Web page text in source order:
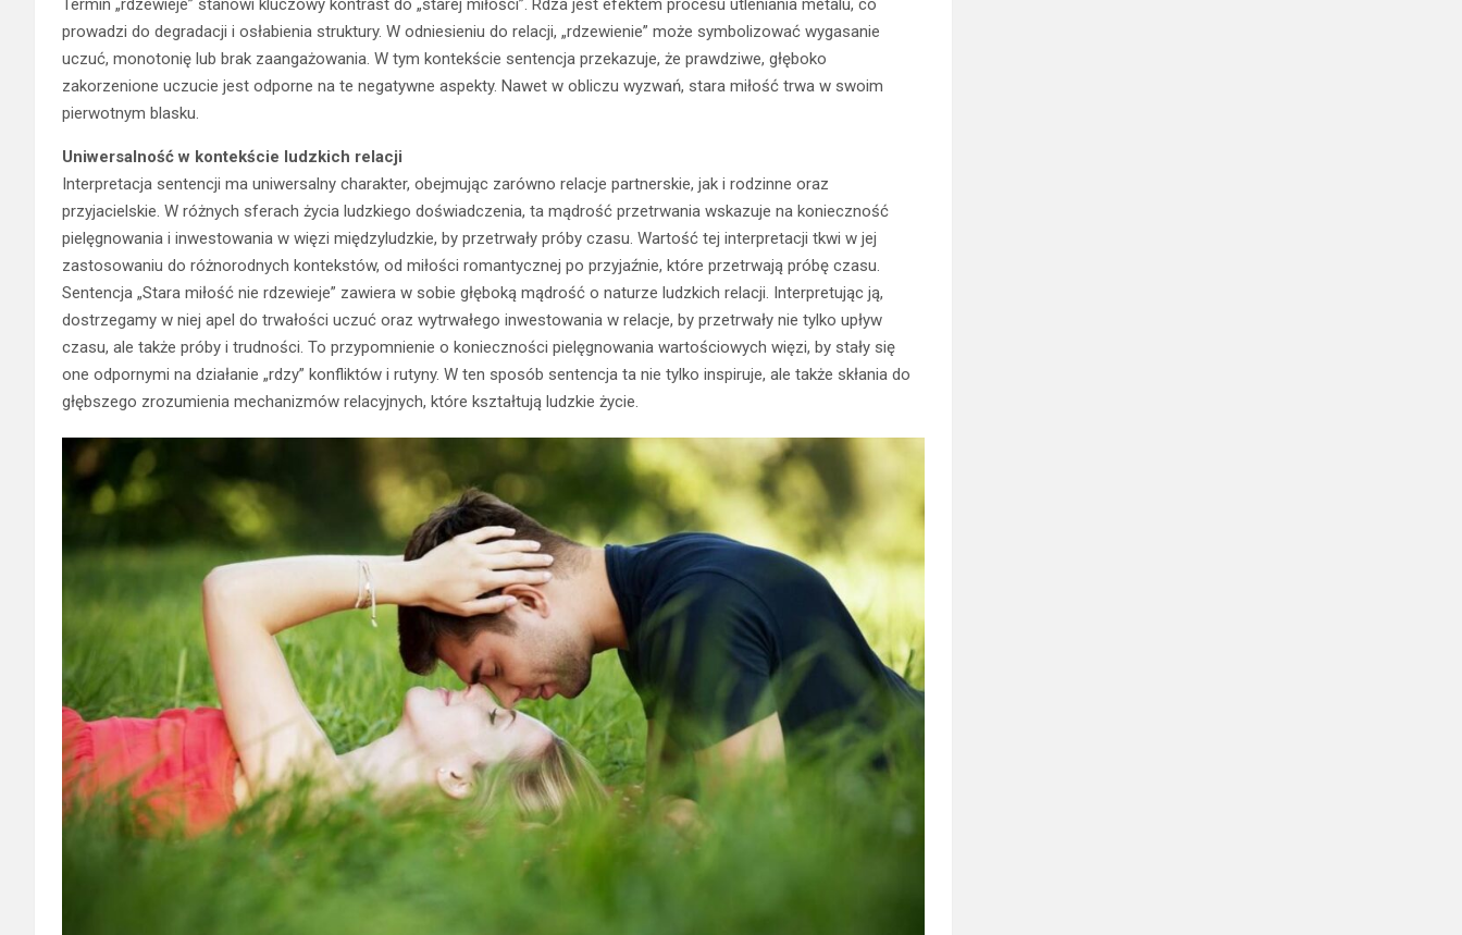
Termin „rdzewieje” stanowi kluczowy kontrast do „starej miłości”. Rdza jest efektem procesu utleniania metalu, co
prowadzi do degradacji i osłabienia struktury. W odniesieniu do relacji, „rdzewienie” może symbolizować wygasanie
uczuć, monotonię lub brak zaangażowania. W tym kontekście sentencja przekazuje, że prawdziwe, głęboko
zakorzenione uczucie jest odporne na te negatywne aspekty. Nawet w obliczu wyzwań, stara miłość trwa w swoim
pierwotnym blasku.
Uniwersalność w kontekście ludzkich relacji
Interpretacja sentencji ma uniwersalny charakter, obejmując zarówno relacje partnerskie, jak i rodzinne oraz
przyjacielskie. W różnych sferach życia ludzkiego doświadczenia, ta mądrość przetrwania wskazuje na konieczność
pielęgnowania i inwestowania w więzi międzyludzkie, by przetrwały próby czasu. Wartość tej interpretacji tkwi w jej
zastosowaniu do różnorodnych kontekstów, od miłości romantycznej po przyjaźnie, które przetrwają próbę czasu.
Sentencja „Stara miłość nie rdzewieje” zawiera w sobie głęboką mądrość o naturze ludzkich relacji. Interpretując ją,
dostrzegamy w niej apel do trwałości uczuć oraz wytrwałego inwestowania w relacje, by przetrwały nie tylko upływ
czasu, ale także próby i trudności. To przypomnienie o konieczności pielęgnowania wartościowych więzi, by stały się
one odpornymi na działanie „rdzy” konfliktów i rutyny. W ten sposób sentencja ta nie tylko inspiruje, ale także skłania do
głębszego zrozumienia mechanizmów relacyjnych, które kształtują ludzkie życie.